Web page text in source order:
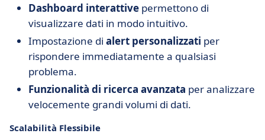
Dashboard interattive permettono di
visualizzare dati in modo intuitivo.
Impostazione di alert personalizzati per
rispondere immediatamente a qualsiasi
problema.
Funzionalità di ricerca avanzata per analizzare
velocemente grandi volumi di dati.
Scalabilità Flessibile